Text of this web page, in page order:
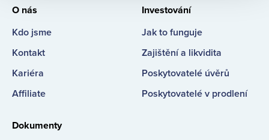
O nás
Kdo jsme
Kontakt
Kariéra
Affiliate
Investování
Jak to funguje
Zajištění a likvidita
Poskytovatelé úvěrů
Poskytovatelé v prodlení
Dokumenty